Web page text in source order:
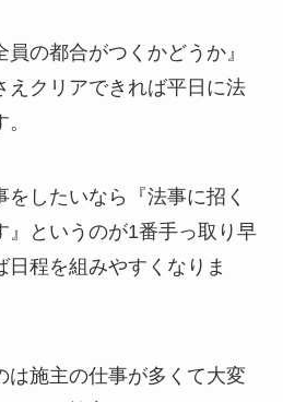
の都合がつくかどうか』
えクリアできれば平日に法
したいなら『法事に招く
』というのが1番手っ取り早
日程を組みやすくなりま
は施主の仕事が多くて大変